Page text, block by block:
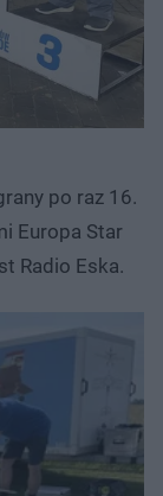
po raz 16.
Europa Star
Radio Eska.